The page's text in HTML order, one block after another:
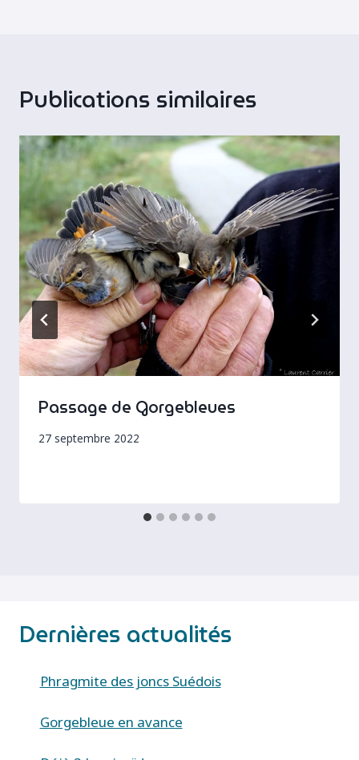
Publications similaires
Passage de Gorgebleues
27 septembre 2022
Dernières actualités
Phragmite des joncs Suédois
Gorgebleue en avance